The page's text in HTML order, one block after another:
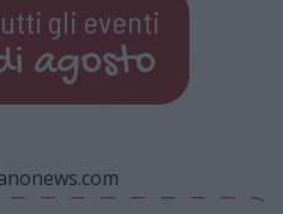
gli eventi
agosto